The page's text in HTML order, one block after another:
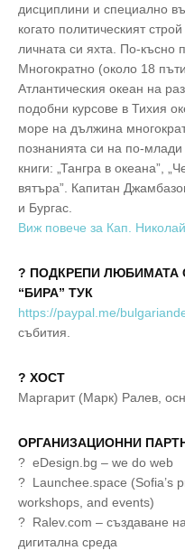
дисциплини и специално
когато политическият
личната си яхта. По-късно
Многократно (около 18
Атлантическия океан на
подобни курсове в Тихия
море на дължина
познанията си на по-
книги: „Тангра в океана”,
вятъра”. Капитан
и Бургас.
Виж повече за Кап.
? ПОДКРЕПИ ЛЮБИМАТА
“БИРА” ТУК
https://paypal.me/
събития.
? ХОСТ
Маргарит (Марк) Ралев,
ОРГАНИЗАЦИОННИ
? eDesign.bg – we do web
? Launchee.space (Sofia’s
workshops, and events)
? Ralev.com – създаване
дигитална среда